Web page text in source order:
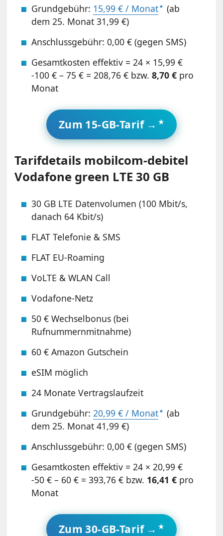
Grundgebühr: 15,99 € / Monat
(ab
dem 25. Monat 31,99 €)
Anschlussgebühr: 0,00 € (gegen SMS)
Gesamtkosten effektiv = 24 × 15,99 €
-100 € – 75 € = 208,76 € bzw.8,70 € pro
Monat
Zum 15-GB-Tarif →
Tarifdetails mobilcom-debitel
Vodafone green LTE 30 GB
30 GB LTE Datenvolumen (100 Mbit/s,
danach 64 Kbit/s)
FLAT Telefonie & SMS
FLAT EU-Roaming
VoLTE & WLAN Call
Vodafone-Netz
50 € Wechselbonus (bei
Rufnummernmitnahme)
60 € Amazon Gutschein
eSIM möglich
24 Monate Vertragslaufzeit
Grundgebühr:20,99 € / Monat
(ab
dem 25. Monat 41,99 €)
Anschlussgebühr: 0,00 € (gegen SMS)
Gesamtkosten effektiv = 24 × 20,99 €
-50 € – 60 € = 393,76 € bzw. 16,41 € pro
Monat
Zum 30-GB-Tarif →